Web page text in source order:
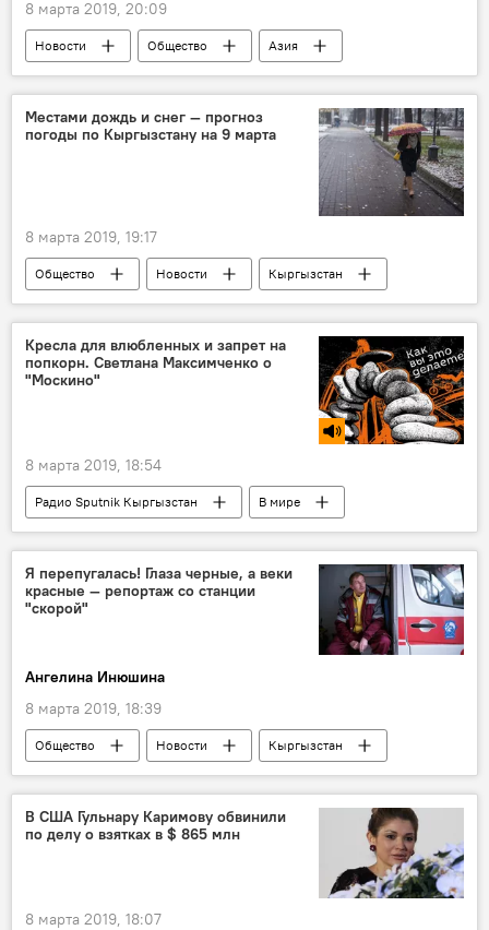
8 марта 2019, 20:09
Новости Общество
Азия
В мире
Культура
США
певец
талант Димаш Кудайберген
Местами дождь и снег — прогноз
погоды по Кыргызстану на 9 марта
8 марта 2019, 19:17
Общество Новости
Кыргызстан
прогноз погоды
погода в Кыргызстане
Кресла для влюбленных и запрет на
попкорн. Светлана Максимченко о
"Москино"
8 марта 2019, 18:54
Радио Sputnik Кыргызстан
В мире
Россия
Общество
кинотеатр
кресло
правила
Я перепугалась! Глаза черные, а веки
красные — репортаж со станции
"скорой"
Ангелина Инюшина
8 марта 2019, 18:39
Общество Новости
Кыргызстан
Происшествия
Бишкек
скорая помощь
врач медицина
В США Гульнару Каримову обвинили
по делу о взятках в $ 865 млн
8 марта 2019, 18:07